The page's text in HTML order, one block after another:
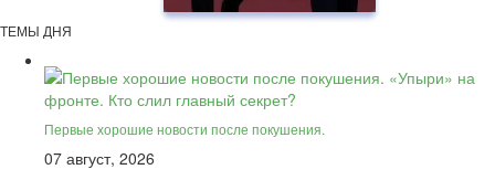
ТЕМЫ ДНЯ
Первые хорошие новости после покушения.
07 август, 2026